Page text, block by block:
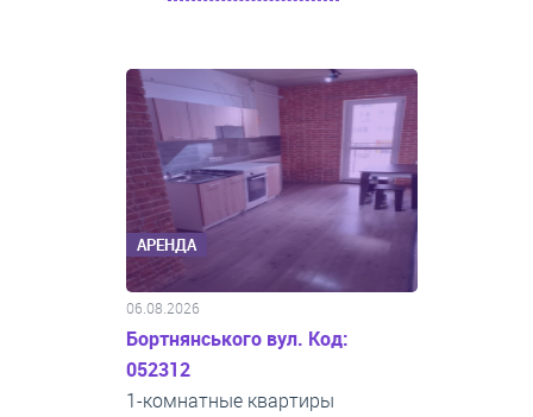
АРЕНДА
06.08.2026
Бортнянського вул. Код:
052312
1-комнатные квартиры